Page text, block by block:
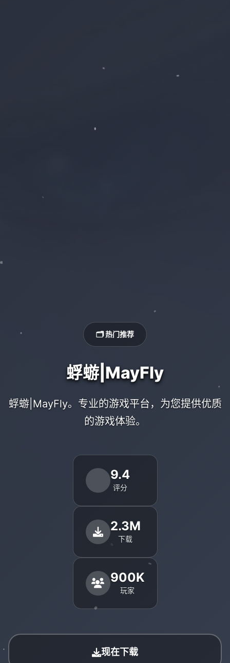
🗂️ 热门推荐
蜉蝣|MayFly
蜉蝣|MayFly。专业的游戏平台，为您提供优质
的游戏体验。
9.4
评分
2.3M
下载
900K
玩家
现在下载